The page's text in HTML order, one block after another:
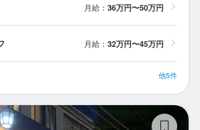
月給： 36万円〜50万円
月給： 32万円〜45万円
他5件